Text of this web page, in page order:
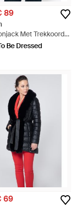
89
Met Trekkoord
- Zwart
Be Dressed
69